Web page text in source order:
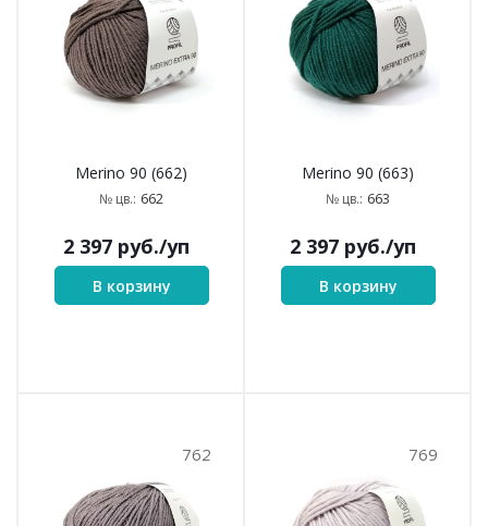
Merino 90 (662)
№ цв.: 662
2 397руб./уп
В корзину
Merino 90 (663)
№ цв.: 663
2 397руб./уп
В корзину
762 769